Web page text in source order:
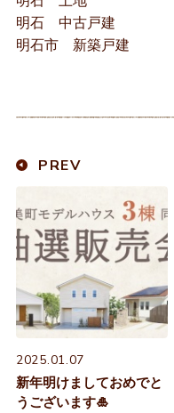
明石 中古戸建
明石市 新築戸建
PREV
2025.01.07
新年明けましておめでと
うございます🎍